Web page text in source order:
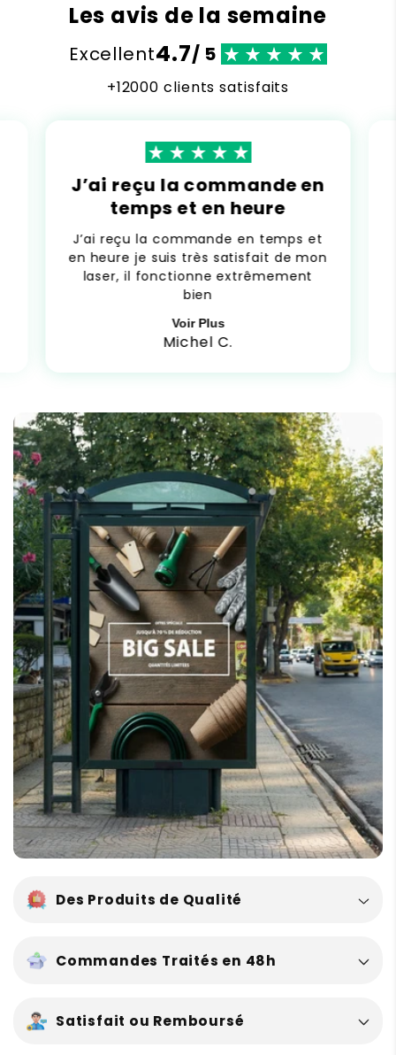
Les avis de la semaine
Excellent4.7/ 5
+12000 clients satisfaits
J’ai reçu la commande en
temps et en heure
J’ai reçu la commande en temps et
en heure je suis très satisfait de mon
laser, il fonctionne extrêmement
bien
Voir Plus
Michel C.
C
o
n
t
e
n
u
r
é
d
u
c
t
i
b
l
Des Produits de Qualité
Commandes Traités en 48h
Satisfait ou Remboursé